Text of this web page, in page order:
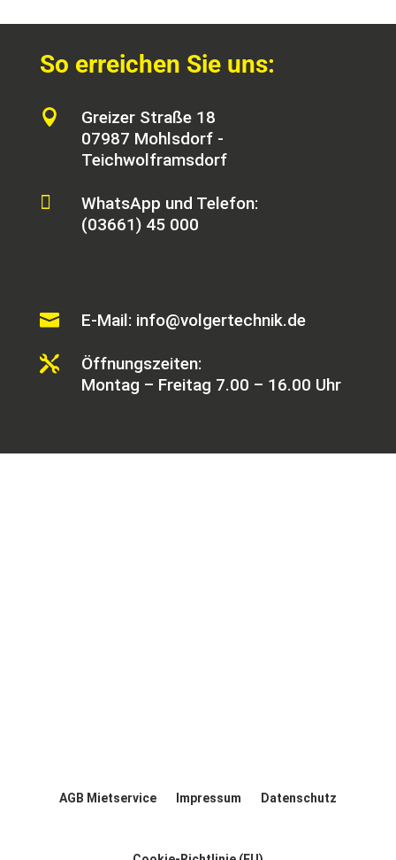
So erreichen Sie uns:

Greizer Straße 18
07987 Mohlsdorf -
Teichwolframsdorf

WhatsApp und Telefon:
(03661) 45 000
 E-Mail: info@volgertechnik.de

Öffnungszeiten:
Montag – Freitag 7.00 – 16.00 Uhr
AGB Mietservice Impressum Datenschutz